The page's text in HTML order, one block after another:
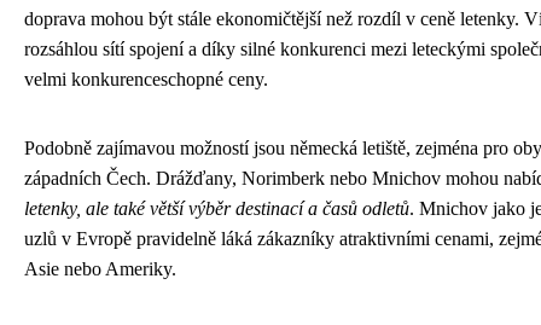
doprava mohou být stále ekonomičtější než rozdíl v ceně letenky.
rozsáhlou sítí spojení a díky silné konkurenci mezi leteckými
velmi konkurenceschopné ceny.
Podobně zajímavou možností jsou německá letiště, zejména pro
západních Čech. Drážďany, Norimberk nebo Mnichov mohou
letenky, ale také větší výběr destinací a časů odletů. Mnichov jako
uzlů v Evropě pravidelně láká zákazníky atraktivními cenami,
Asie nebo Ameriky.